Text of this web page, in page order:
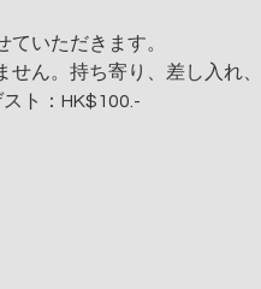
いただきます。
持ち寄り、差し入れ、
ト：HK$100.-